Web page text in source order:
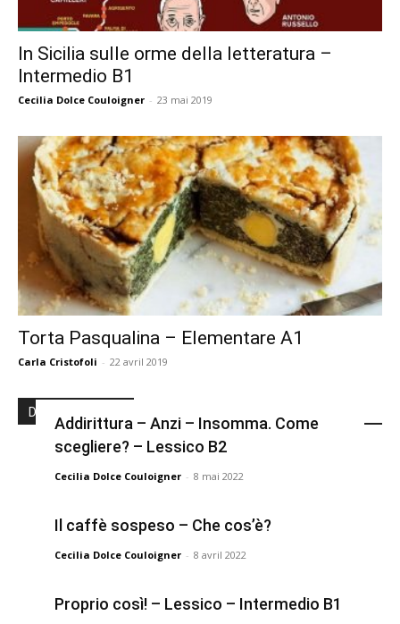
In Sicilia sulle orme della letteratura –
Intermedio B1
Cecilia Dolce Couloigner - 23 mai 2019
Torta Pasqualina – Elementare A1
Carla Cristofoli - 22 avril 2019
Derniers articles
Addirittura – Anzi – Insomma. Come
scegliere? – Lessico B2
Cecilia Dolce Couloigner - 8 mai 2022
Il caffè sospeso – Che cos’è?
Cecilia Dolce Couloigner - 8 avril 2022
Proprio così! – Lessico – Intermedio B1